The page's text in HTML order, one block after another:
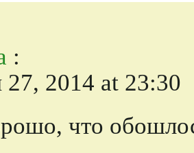
:
27, 2014 at 23:30
что